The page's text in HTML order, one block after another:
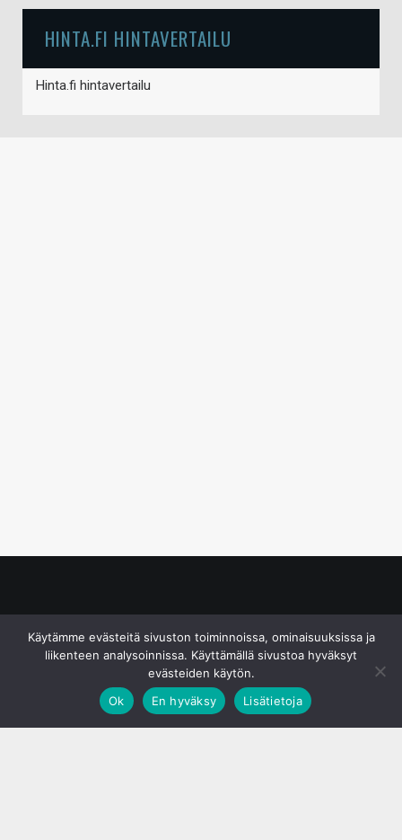
HINTA.FI HINTAVERTAILU
Hinta.fi hintavertailu
Käytämme evästeitä sivuston toiminnoissa, ominaisuuksissa ja
liikenteen analysoinnissa. Käyttämällä sivustoa hyväksyt
evästeiden käytön.
Ok
En hyväksy Lisätietoja